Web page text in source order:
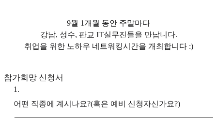
9월 1개월 동안 주말마다
강남, 성수, 판교 IT실무진들을 만납니다.
취업을 위한 노하우 네트워킹시간을 개최합니다 :)
참가희망 신청서
1 .
어떤 직종에 계시나요?(혹은 예비 신청자신가요?)